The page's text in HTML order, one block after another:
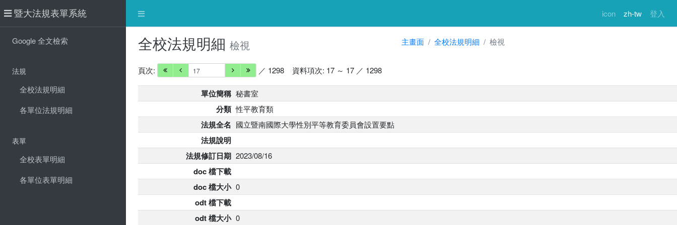
icon zh-tw 登入
暨大法規表單系統
Google 全文檢索
法規
全校法規明細
各單位法規明細
表單
全校表單明細
各單位表單明細
全校法規明細 檢視 主畫面 全校法規明細 檢視
頁次: ／ 1298 資料項次: 17 ～ 17 ／ 1298
單位簡稱 秘書室
分類 性平教育類
法規全名 國立暨南國際大學性別平等教育委員會設置要點
法規說明
法規修訂日期 2023/08/16
doc 檔下載
doc 檔大小 0
odt 檔下載
odt 檔大小 0